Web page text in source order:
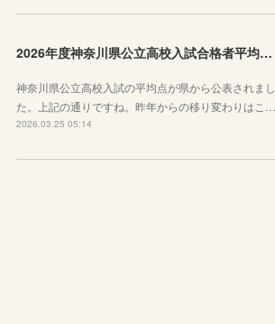
2026年度神奈川県公立高校入試合格者平均点が公表されました
神奈川県公立高校入試の平均点が県から公表されまし
た。上記の通りですね。昨年からの移り変わりはこ…
2026.03.25 05:14